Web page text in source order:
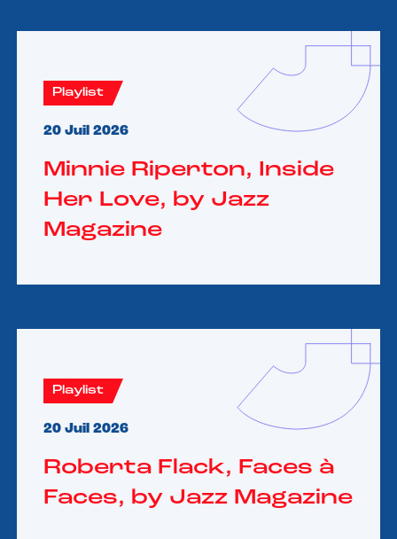
Playlist
20 Juil 2026
Minnie Riperton, Inside
Her Love, by Jazz
Magazine
Playlist
20 Juil 2026
Roberta Flack, Faces à
Faces, by Jazz Magazine